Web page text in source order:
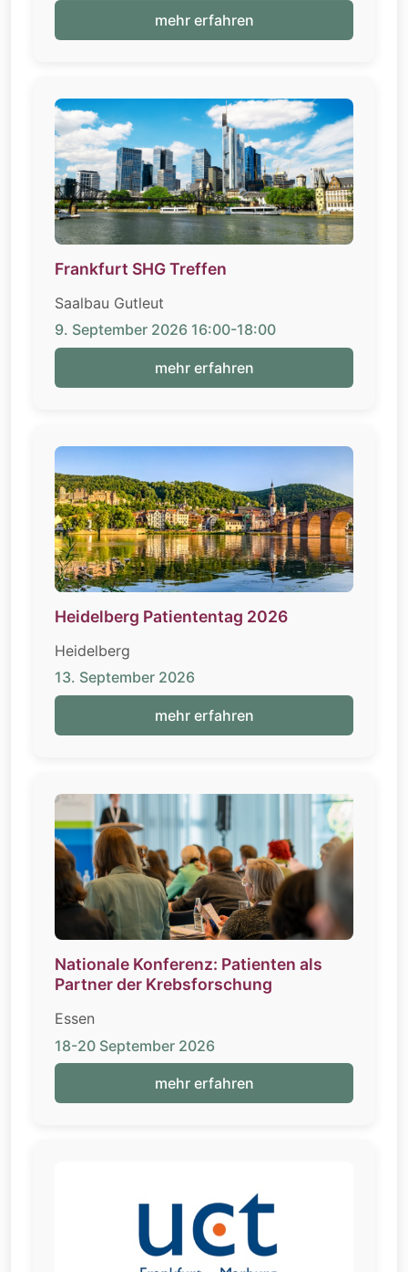
mehr erfahren
Frankfurt SHG Treffen
Saalbau Gutleut
9. September 2026 16:00-18:00
mehr erfahren
Heidelberg Patiententag 2026
Heidelberg
13. September 2026
mehr erfahren
Nationale Konferenz: Patienten als
Partner der Krebsforschung
Essen
18-20 September 2026
mehr erfahren